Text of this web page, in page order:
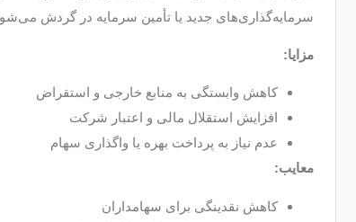
سرمایه‌گذاری‌های جدید یا تأمین سرمایه در گردش
مزایا:
کاهش وابستگی به منابع خارجی و استقراض
افزایش استقلال مالی و اعتبار شرکت
عدم نیاز به پرداخت بهره یا واگذاری سهام
معایب:
کاهش نقدینگی برای سهامداران